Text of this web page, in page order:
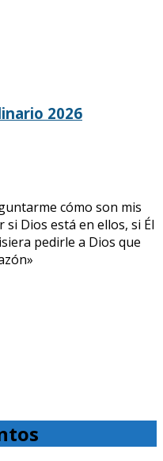
2026
cómo son mis
Dios está en ellos, si Él
pedirle a Dios que